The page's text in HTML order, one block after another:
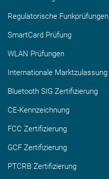
Regulatorische Funkprüfungen
SmartCard Prüfung
WLAN Prüfungen
Internationale Marktzulassung
Bluetooth SIG Zertifizierung
CE-Kennzeichnung
FCC Zertifizierung
GCF Zertifizierung
PTCRB Zertifizierung